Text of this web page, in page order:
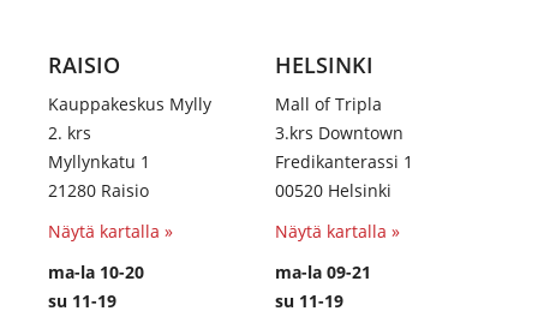
RAISIO
Kauppakeskus Mylly
2. krs
Myllynkatu 1
21280 Raisio
Näytä kartalla »
ma-la 10-20
su 11-19
HELSINKI
Mall of Tripla
3.krs Downtown
Fredikanterassi 1
00520 Helsinki
Näytä kartalla »
ma-la 09-21
su 11-19